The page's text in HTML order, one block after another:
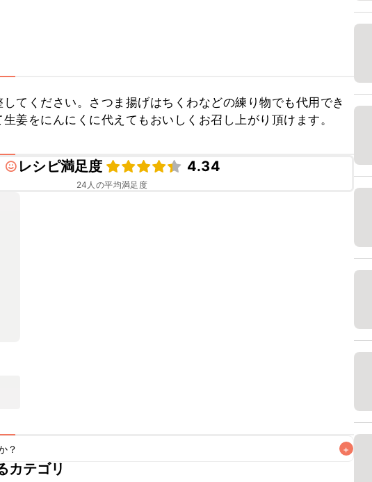
てください。さつま揚げはちくわなどの練り物でも代用でき
姜をにんにくに代えてもおいしくお召し上がり頂けます。
レシピ満足度
4.34
24 人の平均満足度
？ +
カテゴリ